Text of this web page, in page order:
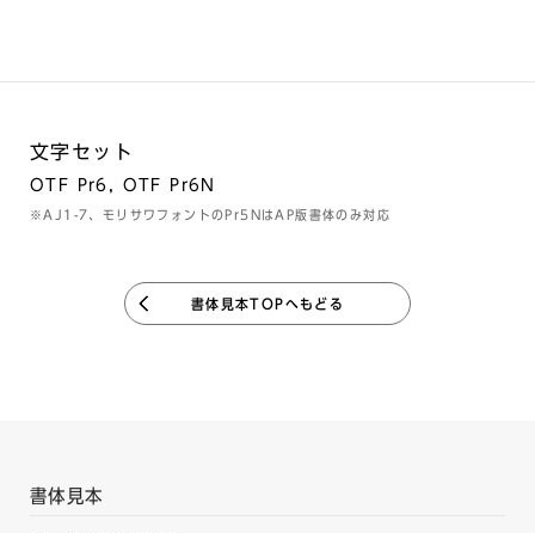
文字セット
OTF Pr6, OTF Pr6N
※AJ1-7、モリサワフォントのPr5NはAP版書体のみ対応
書体見本TOPへもどる
書体見本